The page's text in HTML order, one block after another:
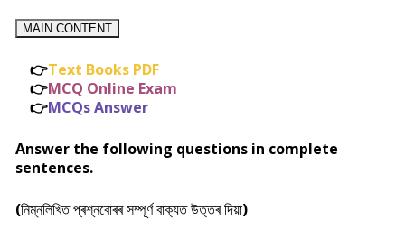
MAIN CONTENT
👉Text Books PDF
👉MCQ Online Exam
👉MCQs Answer
Answer the following questions in complete
sentences.
(নিম্নলিখিত প্ৰশ্নবোৰৰ সম্পূৰ্ণ বাক্যত উত্তৰ দিয়া)